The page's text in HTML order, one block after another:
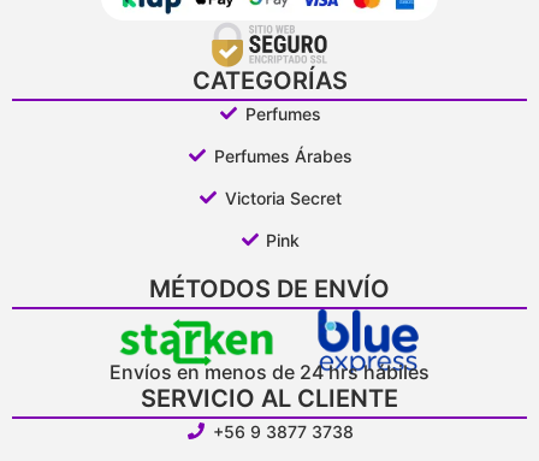
CATEGORÍAS
Perfumes
Perfumes Árabes
Victoria Secret
Pink
MÉTODOS DE ENVÍO
Envíos en menos de 24 hrs hábiles
SERVICIO AL CLIENTE
+56 9 3877 3738